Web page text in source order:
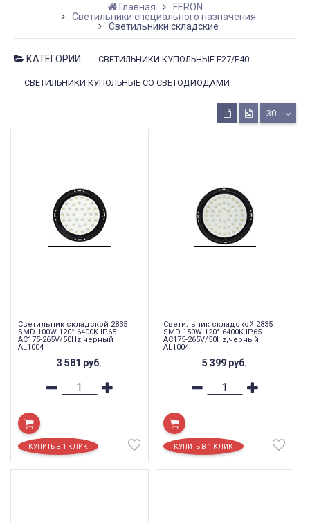
Главная
FERON
Светильники специального назначения
Светильники складские
КАТЕГОРИИ СВЕТИЛЬНИКИ КУПОЛЬНЫЕ Е27/Е40
СВЕТИЛЬНИКИ КУПОЛЬНЫЕ СО СВЕТОДИОДАМИ
30
Светильник складской 2835
SMD 100W 120° 6400K IP65
AC175-265V/50Hz,черный
AL1004
3 581 руб.
Светильник складской 2835
SMD 150W 120° 6400K IP65
AC175-265V/50Hz,черный
AL1004
5 399 руб.